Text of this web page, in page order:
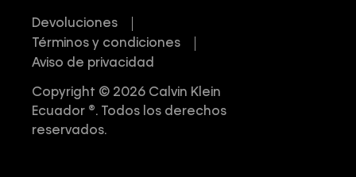
Devoluciones
Términos y condiciones
Aviso de privacidad
Copyright © 2026 Calvin Klein
Ecuador ®. Todos los derechos
reservados.